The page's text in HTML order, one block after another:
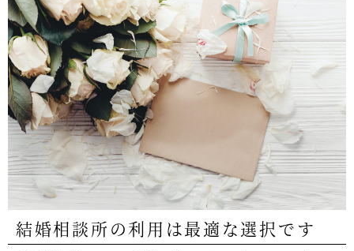
結婚相談所の利用は最適な選択です